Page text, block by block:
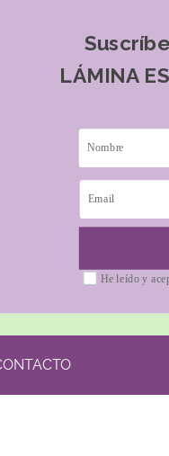
LÁMINA
He leído y